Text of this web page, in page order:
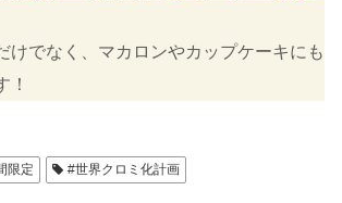
けでなく、マカロンやカップケーキにも
！
限定 #世界クロミ化計画